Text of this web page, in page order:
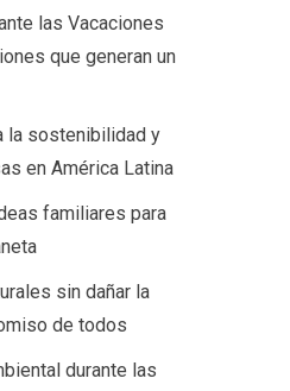
las Vacaciones
que generan un
la sostenibilidad y
en América Latina
familiares para
sin dañar la
de todos
durante las